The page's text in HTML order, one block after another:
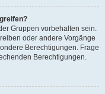
Gruppen vorbehalten sein.
oder andere Vorgänge
Berechtigungen. Frage
Berechtigungen.